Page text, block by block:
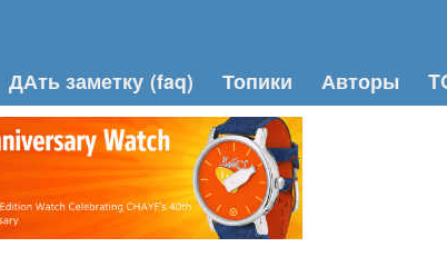
ДАть заметку (faq) Топики Авторы